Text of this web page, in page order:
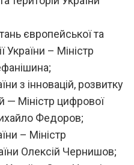
європейської та
України – Міністр
з інновацій, розвитку
— Міністр цифрової
Федоров;
– Міністр
Олексій Чернишов;